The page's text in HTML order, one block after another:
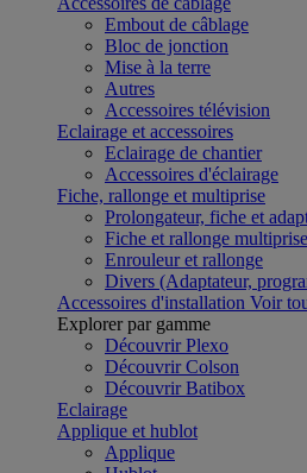
Embout de câblage
Bloc de jonction
Mise à la terre
Autres
Accessoires télévision
Eclairage et accessoires
Eclairage de chantier
Accessoires d'éclairage
Fiche, rallonge et multiprise
Prolongateur, fiche et
Fiche et rallonge multiprise
Enrouleur et rallonge
Divers (Adaptateur,
Accessoires d'installation Voir
Explorer par gamme
Découvrir Plexo
Découvrir Colson
Découvrir Batibox
Eclairage
Applique et hublot
Applique